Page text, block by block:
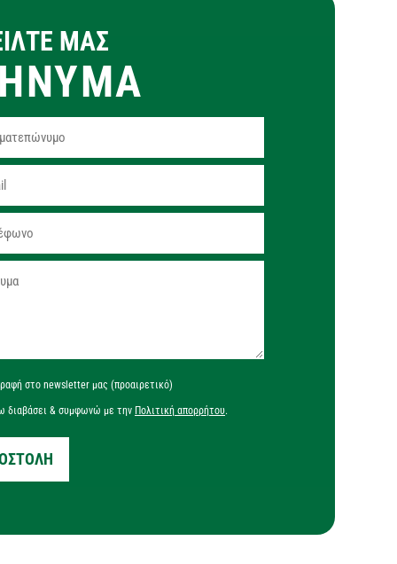
ΜΑΣ
στο newsletter μας (προαιρετικό)
διαβάσει & συμφωνώ με την Πολιτική απορρήτου.